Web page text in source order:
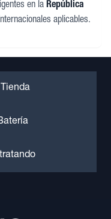
en la República
aplicables.